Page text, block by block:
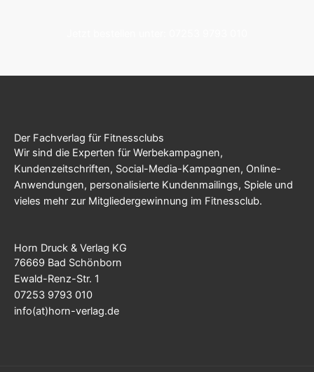
Der Fachverlag für Fitnessclubs
Wir sind die Experten für Werbekampagnen,
Kundenzeitschriften, Social-Media-Kampagnen, Online-
Anwendungen, personalisierte Kundenmailings, Spiele und
vieles mehr zur Mitgliedergewinnung im Fitnessclub.
Horn Druck & Verlag KG
76669 Bad Schönborn
Ewald-Renz-Str. 1
07253 9793 010
info(at)horn-verlag.de